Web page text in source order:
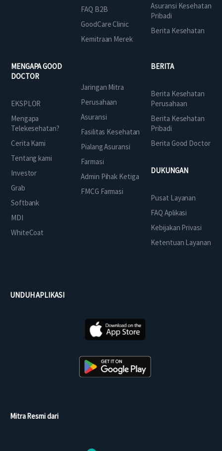
FAQ B2B
GoodCare Clinic
Kemitraan Merek
Asuransi Kesehatan
Pribadi
Berita Kesehatan
MENGAPA GOOD
DOCTOR
EKSPLOR
Mengapa
Telekesehatan?
Cerita Kami
Tentang kami
Investor
Grab
Softbank
MDI
WhiteCoat
Jaringan Mitra
Perusahaan
Asuransi
Fasilitas Kesehatan
Pialang Asuransi
Farmasi
Admin Pihak Ketiga
FMCG Farmasi
BERITA
Berita Kesehatan
Perusahaan
Berita Kesehatan
Pribadi
Berita Good Doctor
DUKUNGAN
Pusat Layanan
FAQ Aplikasi
Kebijakan Privasi
Ketentuan Layanan
UNDUH APLIKASI
Mitra Resmi dari